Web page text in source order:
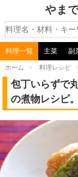
やま
料理一覧 主菜 副
ホーム > 料理レシピ
包丁いらずで
の煮物レシピ